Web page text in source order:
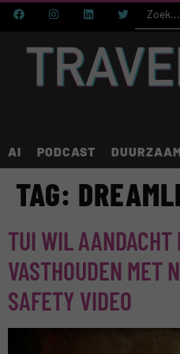
AI PODCAST
TAG:
TUI WIL AANDACHT
VASTHOUDEN MET
SAFETY VIDEO